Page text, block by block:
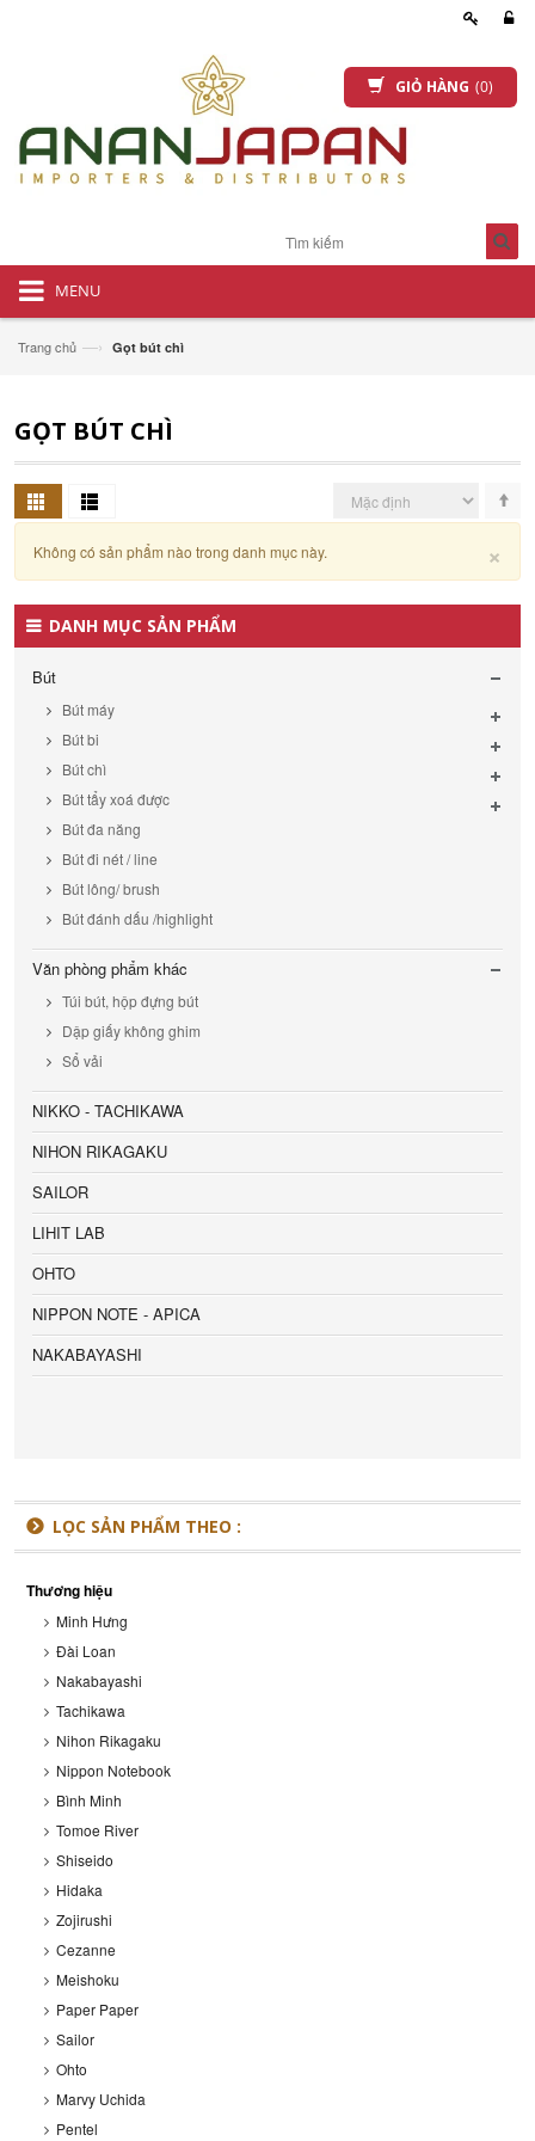
GIỎ HÀNG (0)
MENU
Trang chủ —› Gọt bút chì
GỌT BÚT CHÌ
×
Không có sản phẩm nào trong danh mục này.
DANH MỤC SẢN PHẨM
Bút
Bút máy
Bút bi
Bút chì
Bút tẩy xoá được
Bút đa năng
Bút đi nét / line
Bút lông/ brush
Bút đánh dấu /highlight
Văn phòng phẩm khác
Túi bút, hộp đựng bút
Dập giấy không ghim
Sổ vải
NIKKO - TACHIKAWA
NIHON RIKAGAKU
SAILOR
LIHIT LAB
OHTO
NIPPON NOTE - APICA
NAKABAYASHI
LỌC SẢN PHẨM THEO :
Thương hiệu
Minh Hưng
Đài Loan
Nakabayashi
Tachikawa
Nihon Rikagaku
Nippon Notebook
Bình Minh
Tomoe River
Shiseido
Hidaka
Zojirushi
Cezanne
Meishoku
Paper Paper
Sailor
Ohto
Marvy Uchida
Pentel